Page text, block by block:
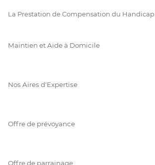
La Prestation de Compensation du Handicap
Maintien et Aide à Domicile
Nos Aires d'Expertise
Offre de prévoyance
Offre de parrainage